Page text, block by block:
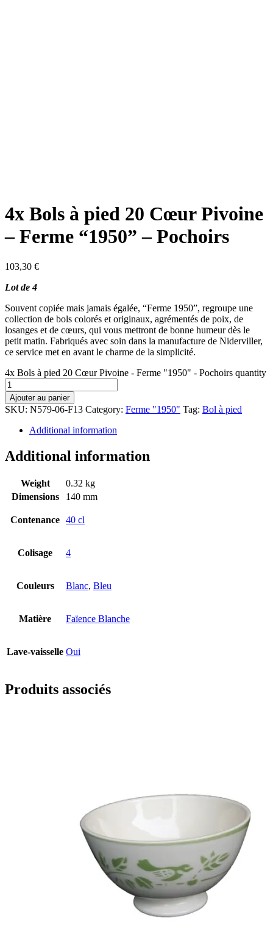
4x Bols à pied 20 Cœur Pivoine
– Ferme “1950” – Pochoirs
103,30 €
Lot de 4
Souvent copiée mais jamais égalée, “Ferme 1950”, regroupe une
collection de bols colorés et originaux, agrémentés de poix, de
losanges et de cœurs, qui vous mettront de bonne humeur dès le
petit matin. Fabriqués avec soin dans la manufacture de Niderviller,
ce service met en avant le charme de la simplicité.
4x Bols à pied 20 Cœur Pivoine - Ferme "1950" - Pochoirs quantity
Ajouter au panier
SKU: N579-06-F13 Category: Ferme "1950" Tag: Bol à pied
Additional information
Additional information
Weight
0.32 kg
Dimensions
140 mm
Contenance 40 cl
Colisage 4
Couleurs Blanc, Bleu
Matière Faïence Blanche
Lave-vaisselle Oui
Produits associés